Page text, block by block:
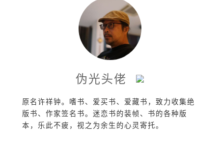
伪光头佬
原名许祥钟。嗜书、爱买书、爱藏书，致力收集绝
版书、作家签名书。迷恋书的装帧、书的各种版
本，乐此不疲，视之为余生的心灵寄托。